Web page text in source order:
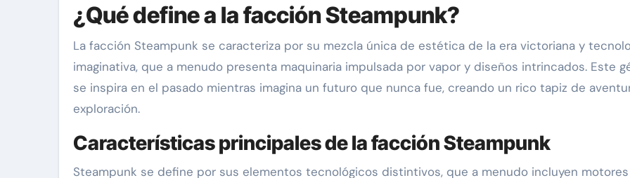
¿Qué define a la facción Steampunk?
La facción Steampunk se caracteriza por su mezcla única de estética de la era victoriana y
imaginativa, que a menudo presenta maquinaria impulsada por vapor y diseños intrincados. Este
se inspira en el pasado mientras imagina un futuro que nunca fue, creando un rico tapiz de
exploración.
Características principales de la facción Steampunk
Steampunk se define por sus elementos tecnológicos distintivos, que a menudo incluyen